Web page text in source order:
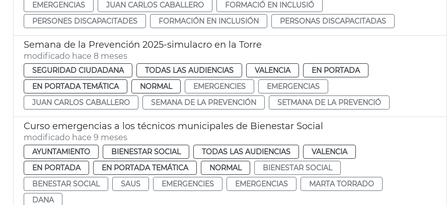
EMERGENCIAS
JUAN CARLOS CABALLERO
FORMACIÓ EN INCLUSIÓ
PERSONES DISCAPACITADES
FORMACIÓN EN INCLUSIÓN PERSONAS DISCAPACITADAS
Semana de la Prevención 2025-simulacro en la Torre
modificado hace 8 meses
SEGURIDAD CIUDADANA TODAS LAS AUDIENCIAS VALENCIA
EN PORTADA
EN PORTADA TEMÁTICA
NORMAL EMERGENCIES
EMERGENCIAS
JUAN CARLOS CABALLERO
SEMANA DE LA PREVENCIÓN SETMANA DE LA PREVENCIÓ
Curso emergencias a los técnicos municipales de Bienestar Social
modificado hace 9 meses
AYUNTAMIENTO BIENESTAR SOCIAL TODAS LAS AUDIENCIAS
VALENCIA
EN PORTADA
EN PORTADA TEMÁTICA NORMAL
BIENESTAR SOCIAL
BENESTAR SOCIAL
SAUS EMERGENCIES EMERGENCIAS
MARTA TORRADO
DANA